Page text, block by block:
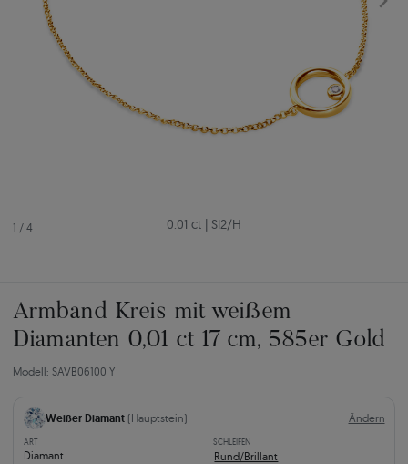
1 / 4 0.01 ct | SI2/H
Armband Kreis mit weißem
Diamanten 0,01 ct 17 cm, 585er Gold
Modell: SAVB06100 Y
Weißer Diamant (Hauptstein) Ändern
ART
Diamant
SCHLEIFEN
Rund/Brillant